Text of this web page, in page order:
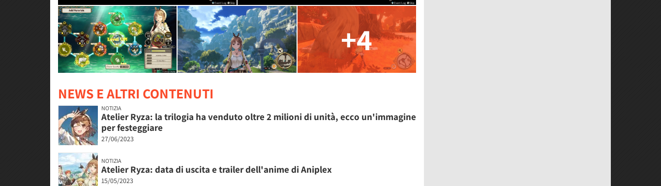
+4
NEWS E ALTRI CONTENUTI
NOTIZIA
Atelier Ryza: la trilogia ha venduto oltre 2 milioni di unità, ecco un'immagine
per festeggiare
27/06/2023
NOTIZIA
Atelier Ryza: data di uscita e trailer dell'anime di Aniplex
15/05/2023